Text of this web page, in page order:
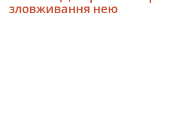
зловживання нею